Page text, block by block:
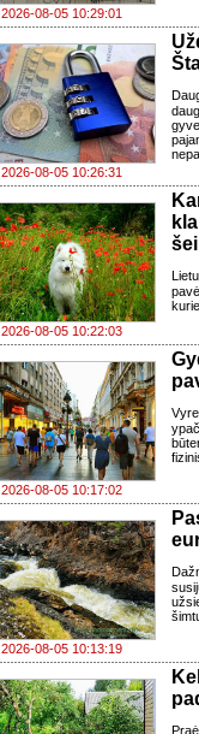
2026-08-05 10:29:01
2026-08-05 10:26:31
2026-08-05 10:22:03
2026-08-05 10:17:02
2026-08-05 10:13:19